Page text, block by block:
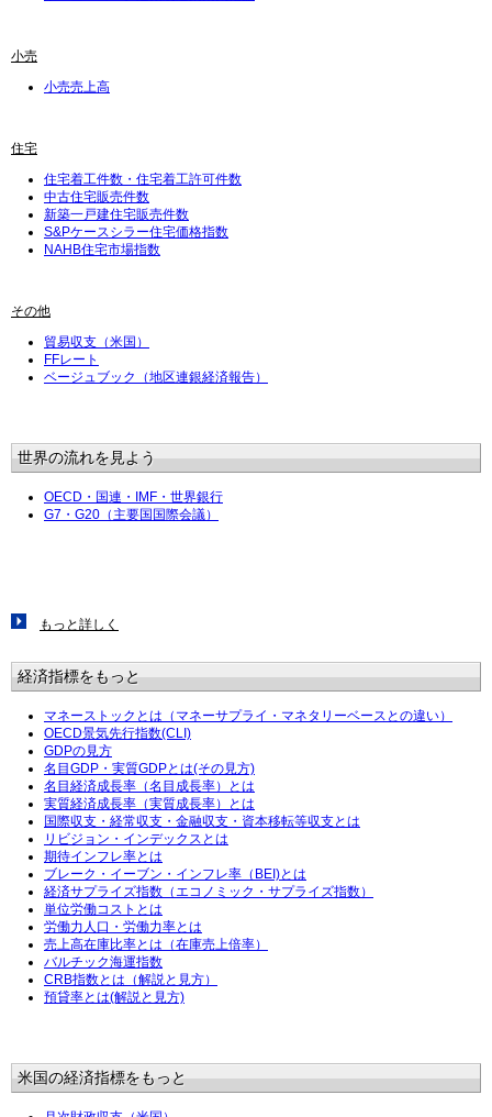
小売
小売売上高
住宅
住宅着工件数・住宅着工許可件数
中古住宅販売件数
新築一戸建住宅販売件数
S&Pケースシラー住宅価格指数
NAHB住宅市場指数
その他
貿易収支（米国）
FFレート
ベージュブック（地区連銀経済報告）
世界の流れを見よう
OECD・国連・IMF・世界銀行
G7・G20（主要国国際会議）
もっと詳しく
経済指標をもっと
マネーストックとは（マネーサプライ・マネタリーベースとの違い）
OECD景気先行指数(CLI)
GDPの見方
名目GDP・実質GDPとは(その見方)
名目経済成長率（名目成長率）とは
実質経済成長率（実質成長率）とは
国際収支・経常収支・金融収支・資本移転等収支とは
リビジョン・インデックスとは
期待インフレ率とは
ブレーク・イーブン・インフレ率（BEI)とは
経済サプライズ指数（エコノミック・サプライズ指数）
単位労働コストとは
労働力人口・労働力率とは
売上高在庫比率とは（在庫売上倍率）
バルチック海運指数
CRB指数とは（解説と見方）
預貸率とは(解説と見方)
米国の経済指標をもっと